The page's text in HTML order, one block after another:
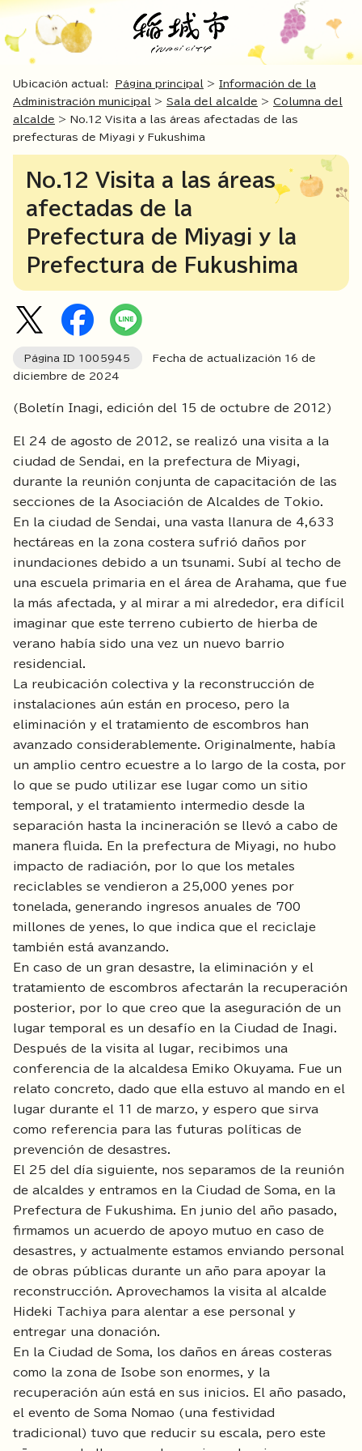
Ubicación actual: Página principal > Información de la
Administración municipal
> Sala del alcalde > Columna del
alcalde > No.12 Visita a las áreas afectadas de las
prefecturas de Miyagi y Fukushima
No.12 Visita a las áreas
afectadas de la
Prefectura de Miyagi y la
Prefectura de Fukushima
Página ID 1005945 Fecha de actualización 16 de
diciembre de 2024
(Boletín Inagi, edición del 15 de octubre de 2012)
El 24 de agosto de 2012, se realizó una visita a la
ciudad de Sendai, en la prefectura de Miyagi,
durante la reunión conjunta de capacitación de las
secciones de la Asociación de Alcaldes de Tokio.
En la ciudad de Sendai, una vasta llanura de 4,633
hectáreas en la zona costera sufrió daños por
inundaciones debido a un tsunami. Subí al techo de
una escuela primaria en el área de Arahama, que fue
la más afectada, y al mirar a mi alrededor, era difícil
imaginar que este terreno cubierto de hierba de
verano había sido una vez un nuevo barrio
residencial.
La reubicación colectiva y la reconstrucción de
instalaciones aún están en proceso, pero la
eliminación y el tratamiento de escombros han
avanzado considerablemente. Originalmente, había
un amplio centro ecuestre a lo largo de la costa, por
lo que se pudo utilizar ese lugar como un sitio
temporal, y el tratamiento intermedio desde la
separación hasta la incineración se llevó a cabo de
manera fluida. En la prefectura de Miyagi, no hubo
impacto de radiación, por lo que los metales
reciclables se vendieron a 25,000 yenes por
tonelada, generando ingresos anuales de 700
millones de yenes, lo que indica que el reciclaje
también está avanzando.
En caso de un gran desastre, la eliminación y el
tratamiento de escombros afectarán la recuperación
posterior, por lo que creo que la aseguración de un
lugar temporal es un desafío en la Ciudad de Inagi.
Después de la visita al lugar, recibimos una
conferencia de la alcaldesa Emiko Okuyama. Fue un
relato concreto, dado que ella estuvo al mando en el
lugar durante el 11 de marzo, y espero que sirva
como referencia para las futuras políticas de
prevención de desastres.
El 25 del día siguiente, nos separamos de la reunión
de alcaldes y entramos en la Ciudad de Soma, en la
Prefectura de Fukushima. En junio del año pasado,
firmamos un acuerdo de apoyo mutuo en caso de
desastres, y actualmente estamos enviando personal
de obras públicas durante un año para apoyar la
reconstrucción. Aprovechamos la visita al alcalde
Hideki Tachiya para alentar a ese personal y
entregar una donación.
En la Ciudad de Soma, los daños en áreas costeras
como la zona de Isobe son enormes, y la
recuperación aún está en sus inicios. El año pasado,
el evento de Soma Nomao (una festividad
tradicional) tuvo que reducir su escala, pero este